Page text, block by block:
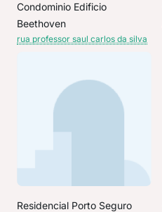
Condominio Edificio
Beethoven
rua professor saul carlos da silva
Residencial Porto Seguro